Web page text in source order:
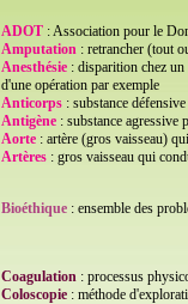
ADOT : Association pour le
Amputation : retrancher (tout
Anesthésie : disparition chez
d'une opération par exemple
Anticorps : substance
Antigène : substance
Aorte : artère (gros vaisseau)
Artères : gros vaisseau qui
Bioéthique : ensemble des
Coagulation : processus
Coloscopie : méthode